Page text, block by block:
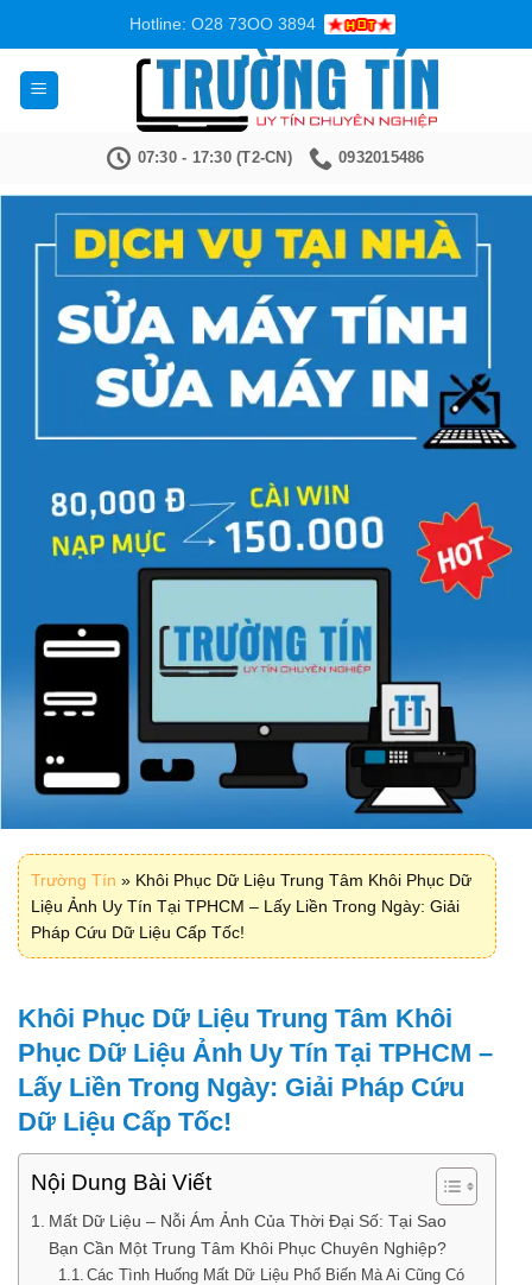
nội
dung
Hotline: O28 73OO 3894
07:30 - 17:30 (T2-CN) 0932015486
Trường Tín » Khôi Phục Dữ Liệu Trung Tâm Khôi Phục Dữ
Liệu Ảnh Uy Tín Tại TPHCM – Lấy Liền Trong Ngày: Giải
Pháp Cứu Dữ Liệu Cấp Tốc!
Khôi Phục Dữ Liệu Trung Tâm Khôi
Phục Dữ Liệu Ảnh Uy Tín Tại TPHCM –
Lấy Liền Trong Ngày: Giải Pháp Cứu
Dữ Liệu Cấp Tốc!
Nội Dung Bài Viết
Mất Dữ Liệu – Nỗi Ám Ảnh Của Thời Đại Số: Tại Sao
Bạn Cần Một Trung Tâm Khôi Phục Chuyên Nghiệp?
Các Tình Huống Mất Dữ Liệu Phổ Biến Mà Ai Cũng Có